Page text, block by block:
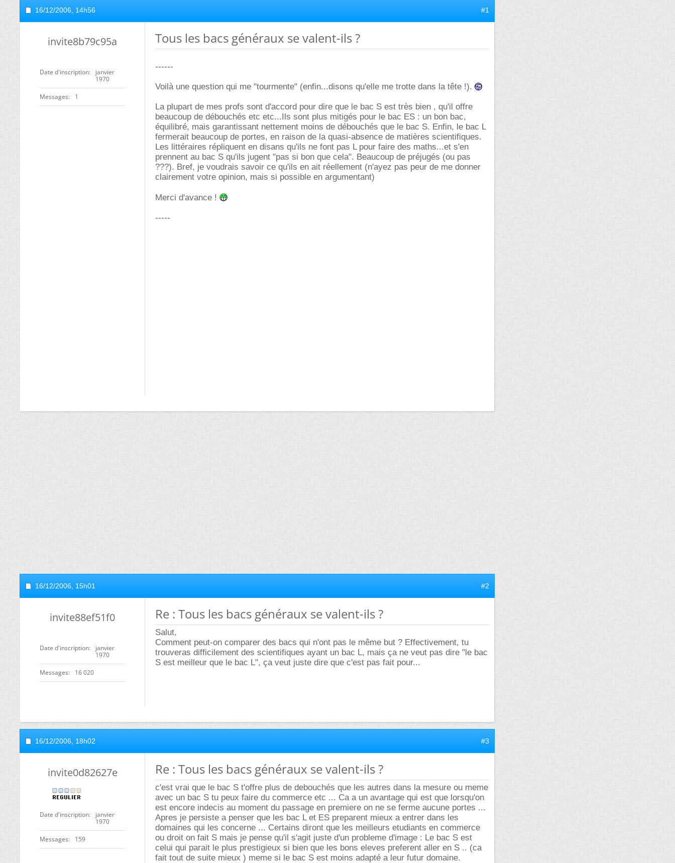
16/12/2006, 14h56 #1
invite8b79c95a
Date d'inscription
janvier
1970
Messages 1
Tous les bacs généraux se valent-ils ?
------
Voilà une question qui me "tourmente" (enfin...disons qu'elle me trotte dans la tête !).
La plupart de mes profs sont d'accord pour dire que le bac S est très bien , qu'il offre
beaucoup de débouchés etc etc...Ils sont plus mitigés pour le bac ES : un bon bac,
équilibré, mais garantissant nettement moins de débouchés que le bac S. Enfin, le bac L
fermerait beaucoup de portes, en raison de la quasi-absence de matières scientifiques.
Les littéraires répliquent en disans qu'ils ne font pas L pour faire des maths...et s'en
prennent au bac S qu'ils jugent "pas si bon que cela". Beaucoup de préjugés (ou pas
???). Bref, je voudrais savoir ce qu'ils en ait réellement (n'ayez pas peur de me donner
clairement votre opinion, mais si possible en argumentant)
Merci d'avance !
-----
16/12/2006, 15h01 #2
invite88ef51f0
Date d'inscription
janvier
1970
Messages 16 020
Re : Tous les bacs généraux se valent-ils ?
Salut,
Comment peut-on comparer des bacs qui n'ont pas le même but ? Effectivement, tu
trouveras difficilement des scientifiques ayant un bac L, mais ça ne veut pas dire "le bac
S est meilleur que le bac L", ça veut juste dire que c'est pas fait pour...
16/12/2006, 18h02 #3
invite0d82627e
Date d'inscription
janvier
1970
Messages 159
Re : Tous les bacs généraux se valent-ils ?
c'est vrai que le bac S t'offre plus de debouchés que les autres dans la mesure ou meme
avec un bac S tu peux faire du commerce etc ... Ca a un avantage qui est que lorsqu'on
est encore indecis au moment du passage en premiere on ne se ferme aucune portes ...
Apres je persiste a penser que les bac L et ES preparent mieux a entrer dans les
domaines qui les concerne ... Certains diront que les meilleurs etudiants en commerce
ou droit on fait S mais je pense qu'il s'agit juste d'un probleme d'image : Le bac S est
celui qui parait le plus prestigieux si bien que les bons eleves preferent aller en S .. (ca
fait tout de suite mieux ) meme si le bac S est moins adapté a leur futur domaine.